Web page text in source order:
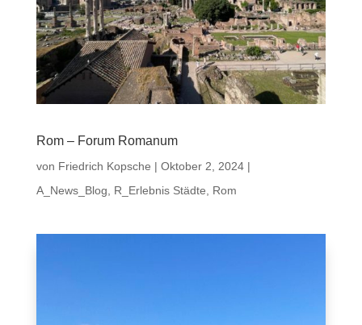
Rom – Forum Romanum
von Friedrich Kopsche | Oktober 2, 2024|
A_News_Blog, R_Erlebnis Städte, Rom